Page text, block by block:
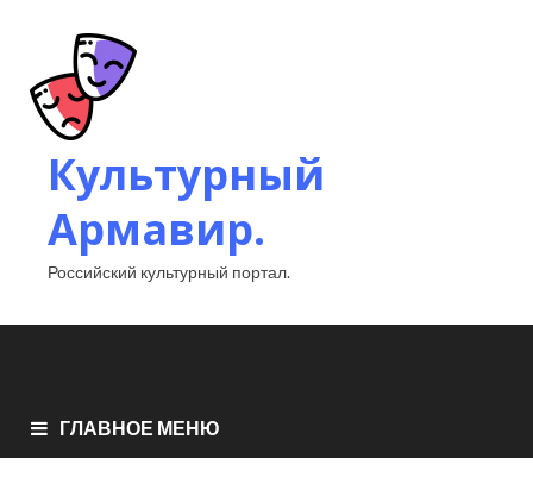
Культурный
Армавир.
Российский культурный портал.
ГЛАВНОЕ МЕНЮ